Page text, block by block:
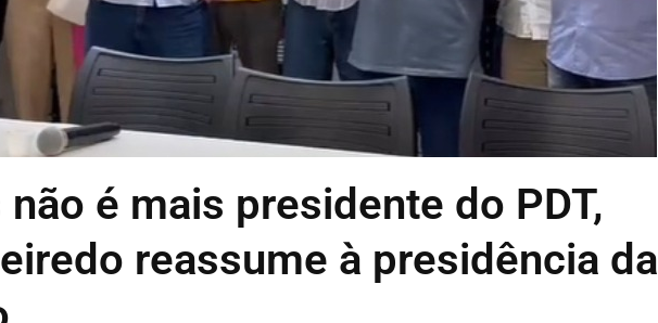
é mais presidente do PDT,
reassume à presidência da